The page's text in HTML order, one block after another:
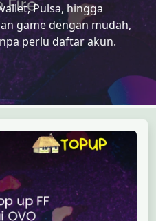
Pulsa, hingga
game dengan mudah,
perlu daftar akun.